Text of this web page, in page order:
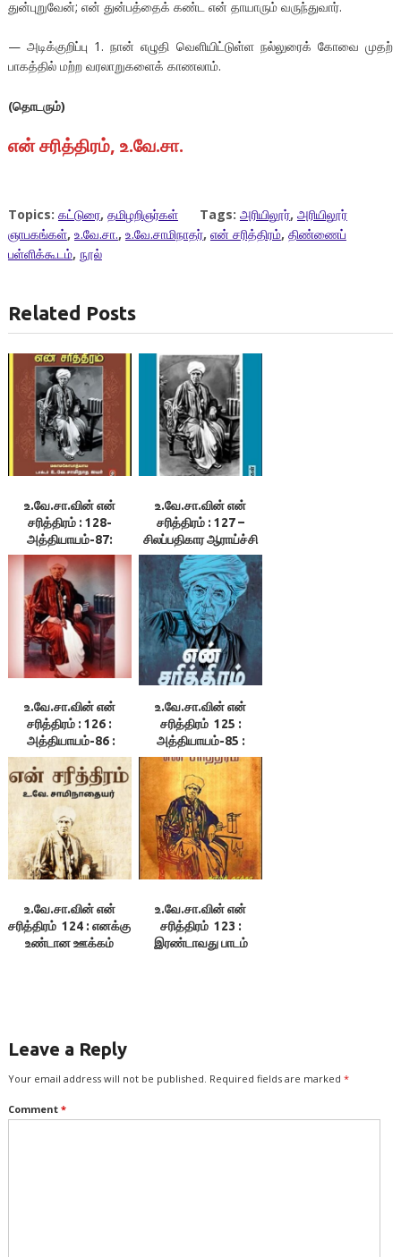
துன்புறுவேன்; என் துன்பத்தைக் கண்ட என் தாயாரும் வருந்துவார்.
— அடிக்குறிப்பு 1. நான் எழுதி வெளியிட்டுள்ள நல்லுரைக் கோவை முதற்
பாகத்தில் மற்ற வரலாறுகளைக் காணலாம்.
(தொடரும்)
என்சரித்திரம், உ.வே.சா.
Topics: கட்டுரை, தமிழறிஞர்கள் Tags: அரியிலூர், அரியிலூர்
ஞாபகங்கள், உ.வே.சா., உ.வே.சாமிநாதர், என் சரித்திரம், திண்ணைப்
பள்ளிக்கூடம், நூல்
Related Posts
உ.வே.சா.வின் என்
சரித்திரம் : 128-
அத்தியாயம்-87:
கவலையற்ற வாழ்க்கை
உ.வே.சா.வின் என்
சரித்திரம் : 127 –
சிலப்பதிகார ஆராய்ச்சி
உ.வே.சா.வின் என்
சரித்திரம் : 126 :
அத்தியாயம்-86 :
விடுமுறை நிகழ்ச்சிகள்
உ.வே.சா.வின் என்
சரித்திரம் 125 :
அத்தியாயம்-85 :
கோபால ராவின்
கருணை
உ.வே.சா.வின் என்
சரித்திரம் 124 : எனக்கு
உண்டான ஊக்கம்
உ.வே.சா.வின் என்
சரித்திரம் 123 :
இரண்டாவது பாடம்
Leave a Reply
Your email address will not be published. Required fields are marked *
Comment *